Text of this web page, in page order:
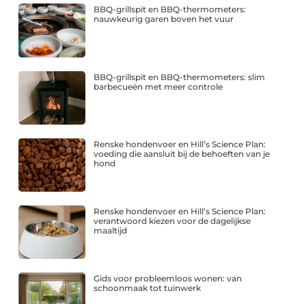
BBQ-grillspit en BBQ-thermometers:
nauwkeurig garen boven het vuur
BBQ-grillspit en BBQ-thermometers: slim
barbecueën met meer controle
Renske hondenvoer en Hill’s Science Plan:
voeding die aansluit bij de behoeften van je
hond
Renske hondenvoer en Hill’s Science Plan:
verantwoord kiezen voor de dagelijkse
maaltijd
Gids voor probleemloos wonen: van
schoonmaak tot tuinwerk